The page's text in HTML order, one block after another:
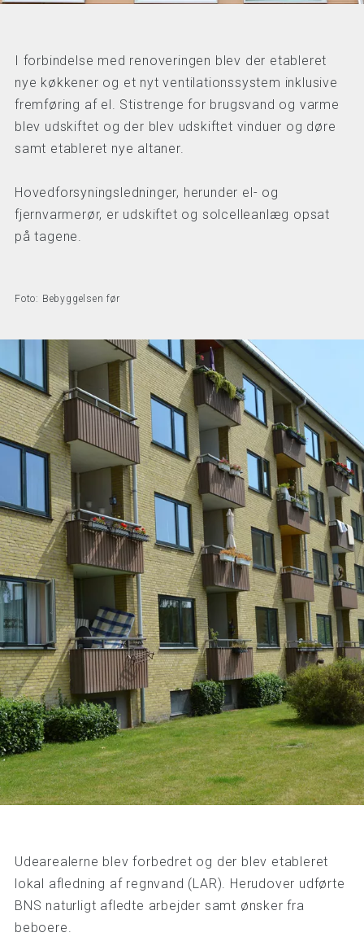
I forbindelse med renoveringen blev der etableret
nye køkkener og et nyt ventilationssystem inklusive
fremføring af el. Stistrenge for brugsvand og varme
blev udskiftet og der blev udskiftet vinduer og døre
samt etableret nye altaner.
Hovedforsyningsledninger, herunder el- og
fjernvarmerør, er udskiftet og solcelleanlæg opsat
på tagene.
Foto: Bebyggelsen før
Udearealerne blev forbedret og der blev etableret
lokal afledning af regnvand (LAR). Herudover udførte
BNS naturligt afledte arbejder samt ønsker fra
beboere.